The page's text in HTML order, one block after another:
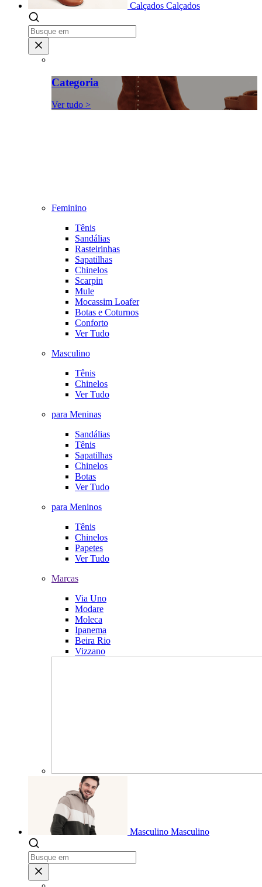
Calçados Calçados
Categoria
Ver tudo >
Feminino
Tênis
Sandálias
Rasteirinhas
Sapatilhas
Chinelos
Scarpin
Mule
Mocassim Loafer
Botas e Coturnos
Conforto
Ver Tudo
Masculino
Tênis
Chinelos
Ver Tudo
para Meninas
Sandálias
Tênis
Sapatilhas
Chinelos
Botas
Ver Tudo
para Meninos
Tênis
Chinelos
Papetes
Ver Tudo
Marcas
Via Uno
Modare
Moleca
Ipanema
Beira Rio
Vizzano
Masculino Masculino